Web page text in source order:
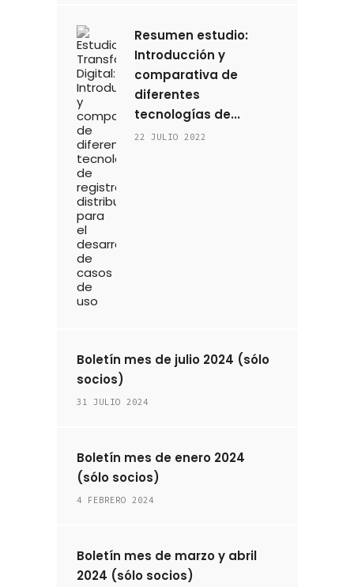
Resumen estudio:
Introducción y
comparativa de
diferentes
tecnologías de...
22 JULIO 2022
Boletín mes de julio 2024 (sólo
socios)
31 JULIO 2024
Boletín mes de enero 2024
(sólo socios)
4 FEBRERO 2024
Boletín mes de marzo y abril
2024 (sólo socios)